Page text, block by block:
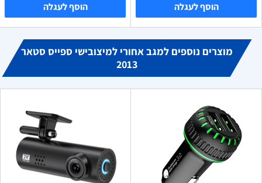
הוסף לעגלה
הוסף לעגלה
מוצרים נוספים למגב אחורי למיצובישי ספייס סטאר
2013